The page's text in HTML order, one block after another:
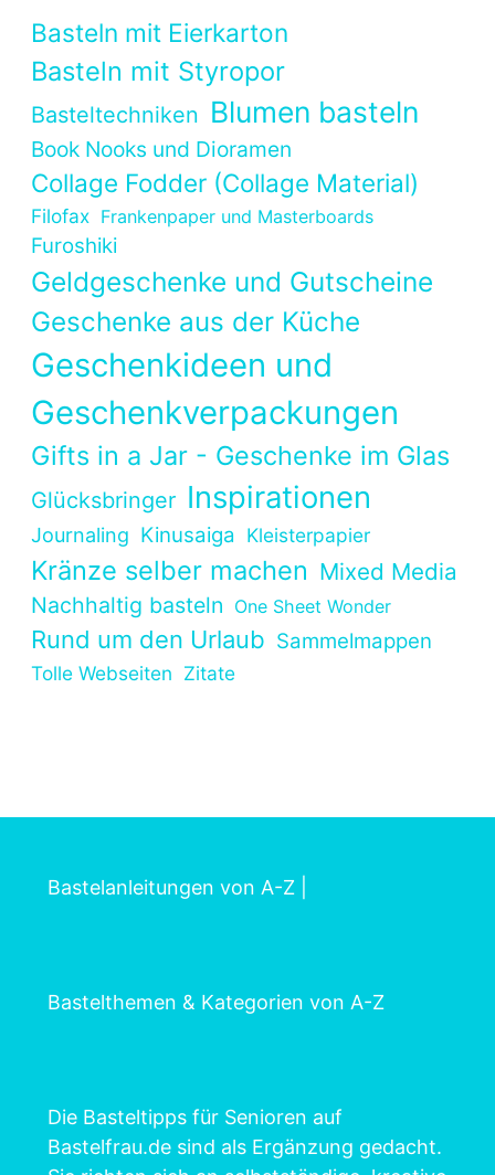
Basteln mit Eierkarton
Basteln mit Styropor
Basteltechniken Blumen basteln
Book Nooks und Dioramen
Collage Fodder (Collage Material)
Filofax Frankenpaper und Masterboards
Furoshiki
Geldgeschenke und Gutscheine
Geschenke aus der Küche
Geschenkideen und
Geschenkverpackungen
Gifts in a Jar - Geschenke im Glas
Glücksbringer Inspirationen
Journaling Kinusaiga Kleisterpapier
Kränze selber machen Mixed Media
Nachhaltig basteln One Sheet Wonder
Rund um den Urlaub Sammelmappen
Tolle Webseiten Zitate
Bastelanleitungen von A-Z
Bastelthemen & Kategorien von A-Z
Die Basteltipps für Senioren auf
Bastelfrau.de sind als Ergänzung gedacht.